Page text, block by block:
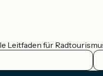
Leitfaden für